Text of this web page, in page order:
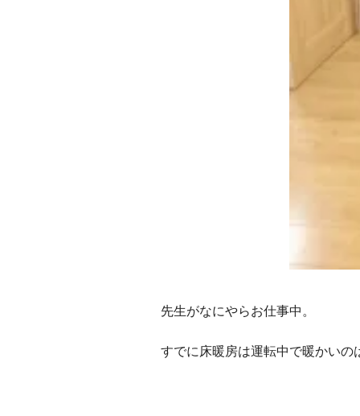
先生がなにやらお仕事中。
すでに床暖房は運転中で暖かい